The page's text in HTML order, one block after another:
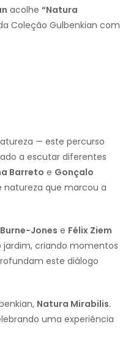
acolhe “Natura
Coleção Gulbenkian com
— este percurso
a escutar diferentes
Barreto e Gonçalo
natureza que marcou a
Jones e Félix Ziem
criando momentos
este diálogo
Natura Mirabilis.
uma experiência